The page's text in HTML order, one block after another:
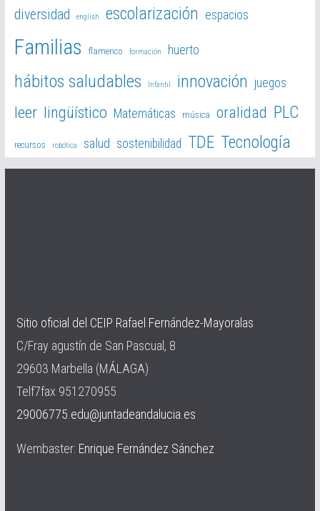
diversidad english escolarización espacios
Familias flamenco formación huerto
hábitos saludables Infantil innovación juegos
leer lingüístico Matemáticas música oralidad PLC
recursos robótica salud sostenibilidad TDE Tecnología
Sitio oficial del CEIP Rafael Fernández-Mayoralas
C/Fray agustín de San Pascual, 8
29603 Marbella (MÁLAGA)
Telf7fax 951270955
29006775.edu@juntadeandalucia.es
Wembaster: Enrique Fernández Sánchez